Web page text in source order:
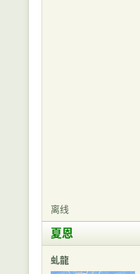
离线
夏恩
虬龍